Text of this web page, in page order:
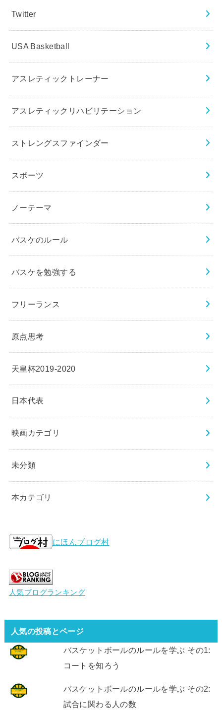
Twitter
USA Basketball
アスレティックトレーナー
アスレティックリハビリテーション
ストレングスファインダー
スポーツ
ノーテーマ
バスケのルール
バスケを勉強する
フリーランス
原点思考
天皇杯2019-2020
日本代表
映画カテゴリ
未分類
本カテゴリ
にほんブログ村
人気ブログランキング
人気の投稿とページ
バスケットボールのルールを学ぶ その1:
コートを知ろう
バスケットボールのルールを学ぶ その2:
試合に関わる人の数